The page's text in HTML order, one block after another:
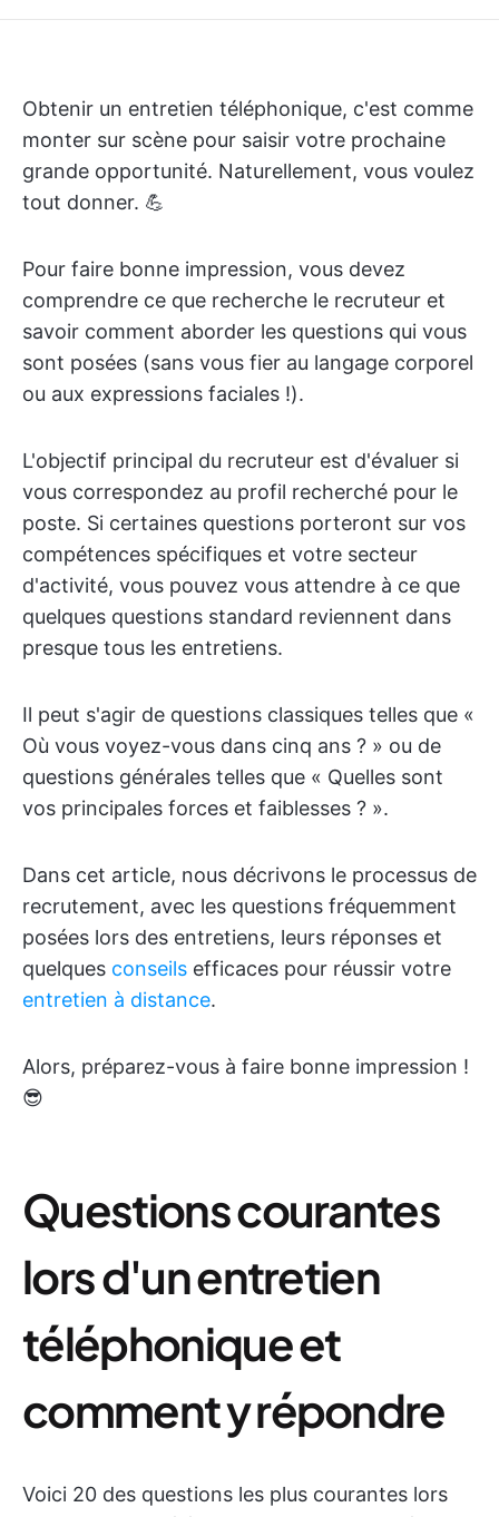
Obtenir un entretien téléphonique, c'est comme
monter sur scène pour saisir votre prochaine
grande opportunité. Naturellement, vous voulez
tout donner. 💪
Pour faire bonne impression, vous devez
comprendre ce que recherche le recruteur et
savoir comment aborder les questions qui vous
sont posées (sans vous fier au langage corporel
ou aux expressions faciales !).
L'objectif principal du recruteur est d'évaluer si
vous correspondez au profil recherché pour le
poste. Si certaines questions porteront sur vos
compétences spécifiques et votre secteur
d'activité, vous pouvez vous attendre à ce que
quelques questions standard reviennent dans
presque tous les entretiens.
Il peut s'agir de questions classiques telles que «
Où vous voyez-vous dans cinq ans ? » ou de
questions générales telles que « Quelles sont
vos principales forces et faiblesses ? ».
Dans cet article, nous décrivons le processus de
recrutement, avec les questions fréquemment
posées lors des entretiens, leurs réponses et
quelques conseils efficaces pour réussir votre
entretien à distance.
Alors, préparez-vous à faire bonne impression !
😎
Questions courantes
lors d'un entretien
téléphonique et
comment y répondre
Voici 20 des questions les plus courantes lors